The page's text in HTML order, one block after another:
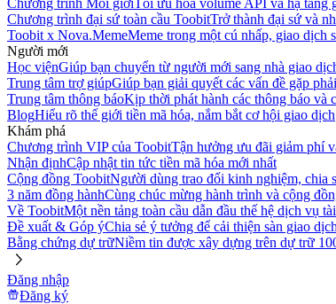
Chương trình Môi giớiTối ưu hoá volume API và hạ tầng
Chương trình đại sứ toàn cầu ToobitTrở thành đại sứ và
Toobit x Nova.MemeMeme trong một cú nhấp, giao dịch
Người mới
Học việnGiúp bạn chuyển từ người mới sang nhà giao
Trung tâm trợ giúpGiúp bạn giải quyết các vấn đề gặp
Trung tâm thông báoKịp thời phát hành các thông báo và
BlogHiểu rõ thế giới tiền mã hóa, nắm bắt cơ hội giao dịch
Khám phá
Chương trình VIP của ToobitTận hưởng ưu đãi giảm phí
Nhận địnhCập nhật tin tức tiền mã hóa mới nhất
Cộng đồng ToobitNgười dùng trao đổi kinh nghiệm, chia
3 năm đồng hànhCùng chúc mừng hành trình và cộng
Về ToobitMột nền tảng toàn cầu dẫn đầu thế hệ dịch vụ
Đề xuất & Góp ýChia sẻ ý tưởng để cải thiện sàn giao dịch
Bằng chứng dự trữNiềm tin được xây dựng trên dự trữ
Đăng nhập
Đăng ký